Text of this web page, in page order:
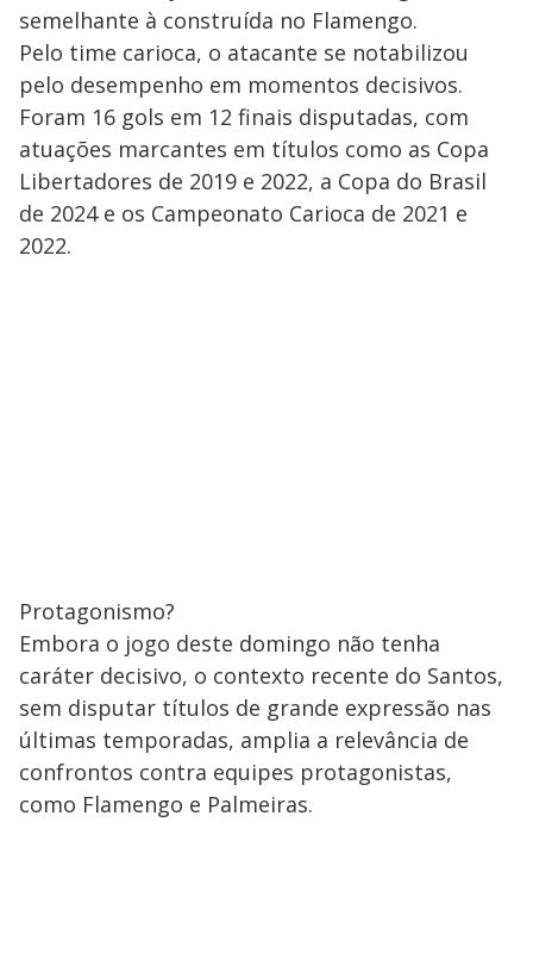
semelhante à construída no Flamengo.
Pelo time carioca, o atacante se notabilizou
pelo desempenho em momentos decisivos.
Foram 16 gols em 12 finais disputadas, com
atuações marcantes em títulos como as Copa
Libertadores de 2019 e 2022, a Copa do Brasil
de 2024 e os Campeonato Carioca de 2021 e
2022.
Protagonismo?
Embora o jogo deste domingo não tenha
caráter decisivo, o contexto recente do Santos,
sem disputar títulos de grande expressão nas
últimas temporadas, amplia a relevância de
confrontos contra equipes protagonistas,
como Flamengo e Palmeiras.